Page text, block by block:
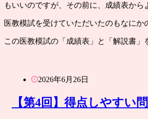
もいいのですが、その前に、成績表か
医教模試を受けていただいたのもなにか
この医教模試の「成績表」と「解説書」
2026年6月26日
【第4回】得点しやすい